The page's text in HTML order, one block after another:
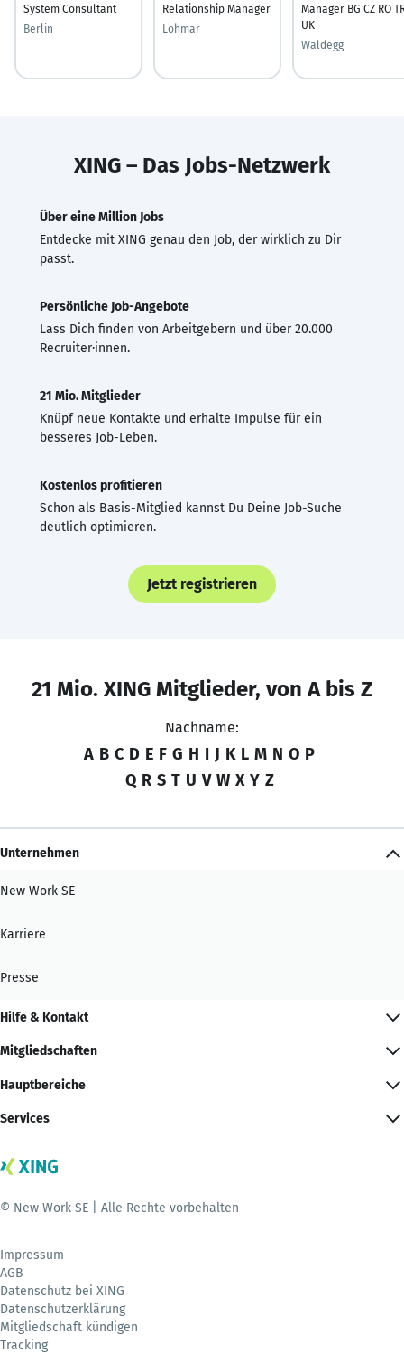
System Consultant
Berlin
Relationship Manager
Lohmar
Manager BG CZ RO
UK
Waldegg
XING – Das Jobs-Netzwerk
Über eine Million Jobs
Entdecke mit XING genau den Job, der wirklich zu Dir
passt.
Persönliche Job-Angebote
Lass Dich finden von Arbeitgebern und über 20.000
Recruiter·innen.
21 Mio. Mitglieder
Knüpf neue Kontakte und erhalte Impulse für ein
besseres Job-Leben.
Kostenlos profitieren
Schon als Basis-Mitglied kannst Du Deine Job-Suche
deutlich optimieren.
Jetzt registrieren
21 Mio. XING Mitglieder, von A bis Z
Nachname:
A B C D E F G H I J K L M N O P
Q R S T U V W X Y Z
Unternehmen
New Work SE
Karriere
Presse
Hilfe & Kontakt
Mitgliedschaften
Hauptbereiche
Services
© New Work SE | Alle Rechte vorbehalten
Impressum
AGB
Datenschutz bei XING
Datenschutzerklärung
Mitgliedschaft kündigen
Tracking